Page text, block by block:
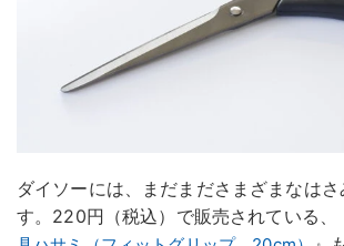
ダイソーには、まだまださまざまなはさ
す。220円（税込）で販売されている、